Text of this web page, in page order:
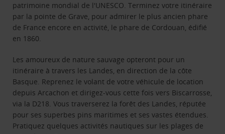
patrimoine mondial de l'UNESCO. Terminez votre itinéraire
par la pointe de Grave, pour admirer le plus ancien phare
de France encore en activité, le phare de Cordouan, édifié
en 1860.
Les amoureux de nature sauvage opteront pour un
itinéraire à travers les Landes, en direction de la côte
Basque. Reprenez le volant de votre véhicule de location
depuis Arcachon et dirigez-vous cette fois vers Biscarrosse,
via la D218. Vous traverserez la forêt des Landes, réputée
pour ses superbes pins maritimes et ses vastes étendues.
Pratiquez quelques activités nautiques sur les plages de